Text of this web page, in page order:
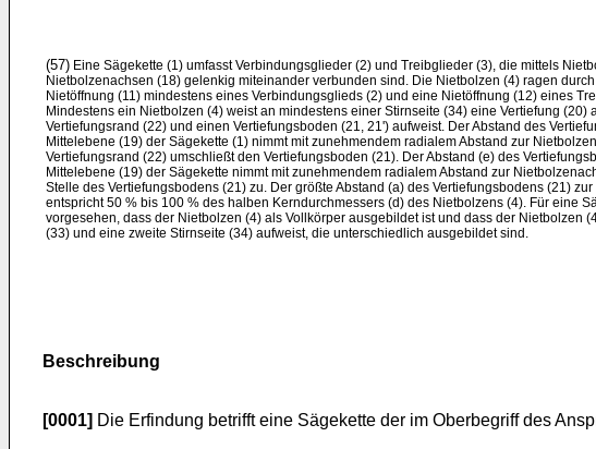
(57) Eine Sägekette (1) umfasst Verbindungsglieder (2) und Treibglieder (3), die mittels
Nietbolzenachsen (18) gelenkig miteinander verbunden sind. Die Nietbolzen (4) ragen
Nietöffnung (11) mindestens eines Verbindungsglieds (2) und eine Nietöffnung (12) eines
Mindestens ein Nietbolzen (4) weist an mindestens einer Stirnseite (34) eine Vertiefung (20)
Vertiefungsrand (22) und einen Vertiefungsboden (21, 21') aufweist. Der Abstand des
Mittelebene (19) der Sägekette (1) nimmt mit zunehmendem radialem Abstand zur
Vertiefungsrand (22) umschließt den Vertiefungsboden (21). Der Abstand (e) des
Mittelebene (19) der Sägekette nimmt mit zunehmendem radialem Abstand zur
Stelle des Vertiefungsbodens (21) zu. Der größte Abstand (a) des Vertiefungsbodens (21)
entspricht 50 % bis 100 % des halben Kerndurchmessers (d) des Nietbolzens (4). Für eine
vorgesehen, dass der Nietbolzen (4) als Vollkörper ausgebildet ist und dass der Nietbolzen
(33) und eine zweite Stirnseite (34) aufweist, die unterschiedlich ausgebildet sind.
Beschreibung
[0001] Die Erfindung betrifft eine Sägekette der im Oberbegriff des